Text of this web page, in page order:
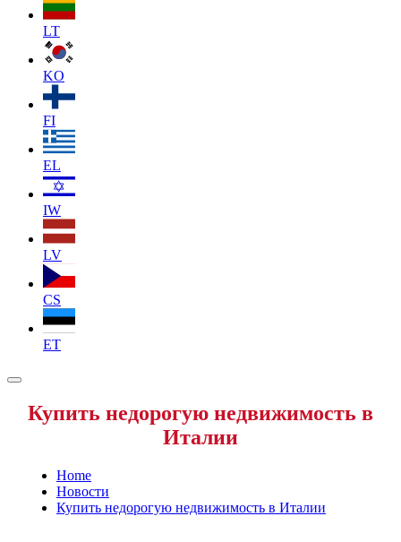
LT
KO
FI
EL
IW
LV
CS
ET
Купить недорогую недвижимость в
Италии
Home
Новости
Купить недорогую недвижимость в Италии